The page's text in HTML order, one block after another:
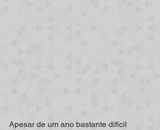
Apesar de um ano bastante difícil